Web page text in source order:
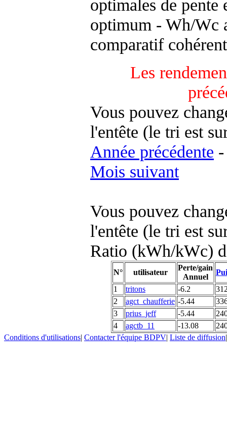
optimales de
optimum - Wh/Wc
comparatif
Les
Vous pouvez
l'entête (le tri est
Année précédente -
Mois suivant
Vous pouvez
l'entête (le tri est
Ratio (kWh/kWc)
N° utilisateur
Perte/gain
Annuel
1
tritons -6.2
2
agct_chaufferie -5.44
3
prius_jeff -5.44
4
agctb_11 -13.08
Conditions d'utilisations| Contacter l'équipe BDPV| Liste de diffusion